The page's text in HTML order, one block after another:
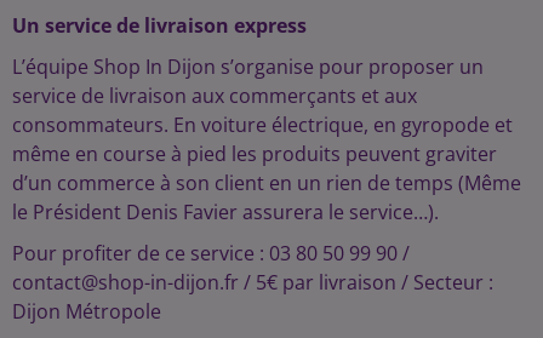
Un service de livraison express
L’équipe Shop In Dijon s’organise pour proposer un
service de livraison aux commerçants et aux
consommateurs. En voiture électrique, en gyropode et
même en course à pied les produits peuvent graviter
d’un commerce à son client en un rien de temps (Même
le Président Denis Favier assurera le service…).
Pour profiter de ce service : 03 80 50 99 90 /
contact@shop-in-dijon.fr / 5€ par livraison / Secteur :
Dijon Métropole